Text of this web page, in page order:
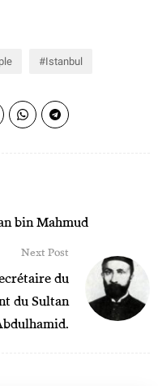
Istanbul
bin Mahmud
Next Post
du
du Sultan